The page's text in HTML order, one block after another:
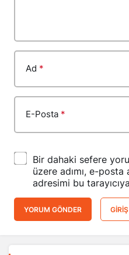
Ad *
E-Posta *
Bir dahaki sefere
üzere adımı, e-
adresimi bu
YORUM GÖNDER